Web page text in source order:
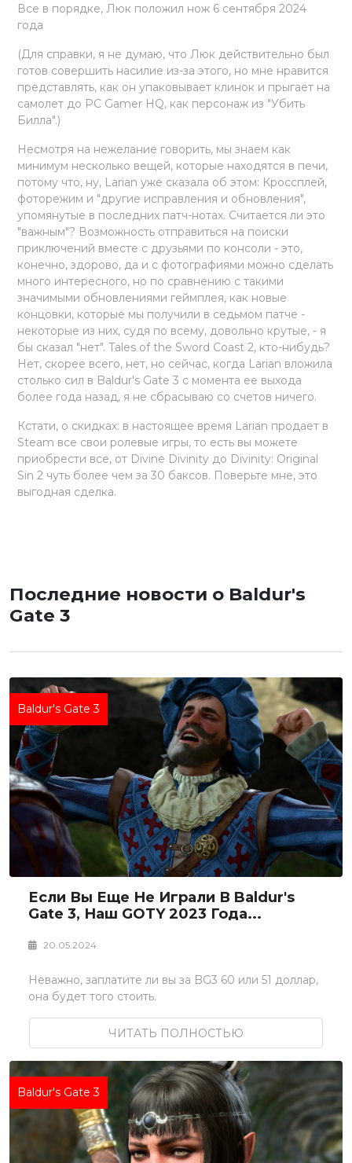
Все в порядке, Люк положил нож 6 сентября 2024
года
(Для справки, я не думаю, что Люк действительно был
готов совершить насилие из-за этого, но мне нравится
представлять, как он упаковывает клинок и прыгает на
самолет до PC Gamer HQ, как персонаж из "Убить
Билла".)
Несмотря на нежелание говорить, мы знаем как
минимум несколько вещей, которые находятся в печи,
потому что, ну, Larian уже сказала об этом: Кроссплей,
фоторежим и "другие исправления и обновления",
упомянутые в последних патч-нотах. Считается ли это
"важным"? Возможность отправиться на поиски
приключений вместе с друзьями по консоли - это,
конечно, здорово, да и с фотографиями можно сделать
много интересного, но по сравнению с такими
значимыми обновлениями геймплея, как новые
концовки, которые мы получили в седьмом патче -
некоторые из них, судя по всему, довольно крутые, - я
бы сказал "нет". Tales of the Sword Coast 2, кто-нибудь?
Нет, скорее всего, нет, но сейчас, когда Larian вложила
столько сил в Baldur's Gate 3 с момента ее выхода
более года назад, я не сбрасываю со счетов ничего.
Кстати, о скидках: в настоящее время Larian продает в
Steam все свои ролевые игры, то есть вы можете
приобрести все, от Divine Divinity до Divinity: Original
Sin 2 чуть более чем за 30 баксов. Поверьте мне, это
выгодная сделка.
Последние новости о Baldur's
Gate 3
Baldur's Gate 3
Если Вы Еще Не Играли В Baldur's
Gate 3, Наш GOTY 2023 Года...
20.05.2024
Неважно, заплатите ли вы за BG3 60 или 51 доллар,
она будет того стоить.
ЧИТАТЬ ПОЛНОСТЬЮ
Baldur's Gate 3